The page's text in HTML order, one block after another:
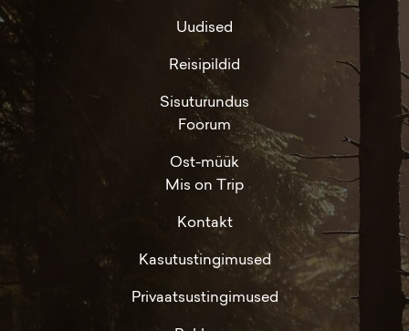
Uudised
Reisipildid
Sisuturundus
Foorum
Ost-müük
Mis on Trip
Kontakt
Kasutustingimused
Privaatsustingimused